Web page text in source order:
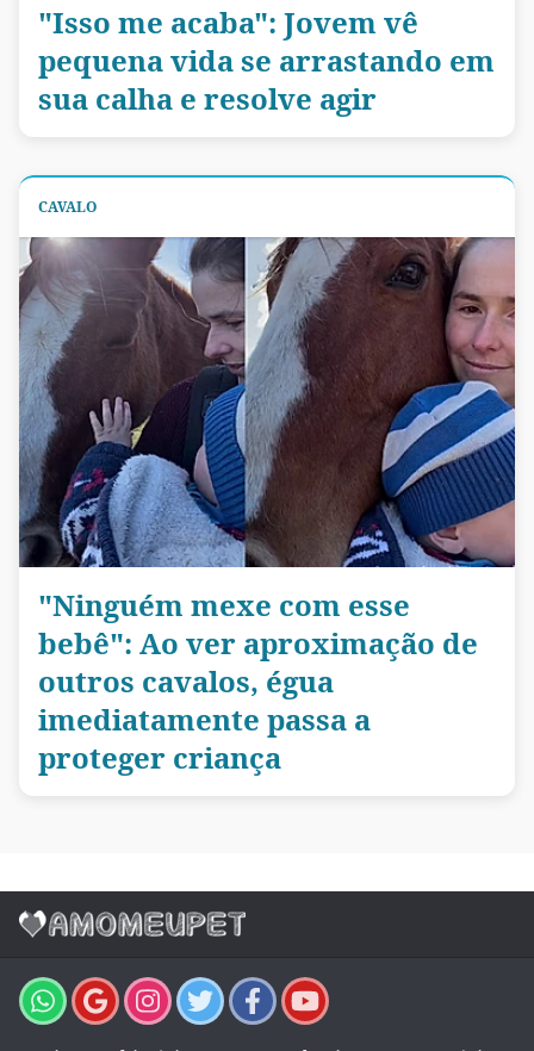
"Isso me acaba": Jovem vê
pequena vida se arrastando em
sua calha e resolve agir
CAVALO
"Ninguém mexe com esse
bebê": Ao ver aproximação de
outros cavalos, égua
imediatamente passa a
proteger criança